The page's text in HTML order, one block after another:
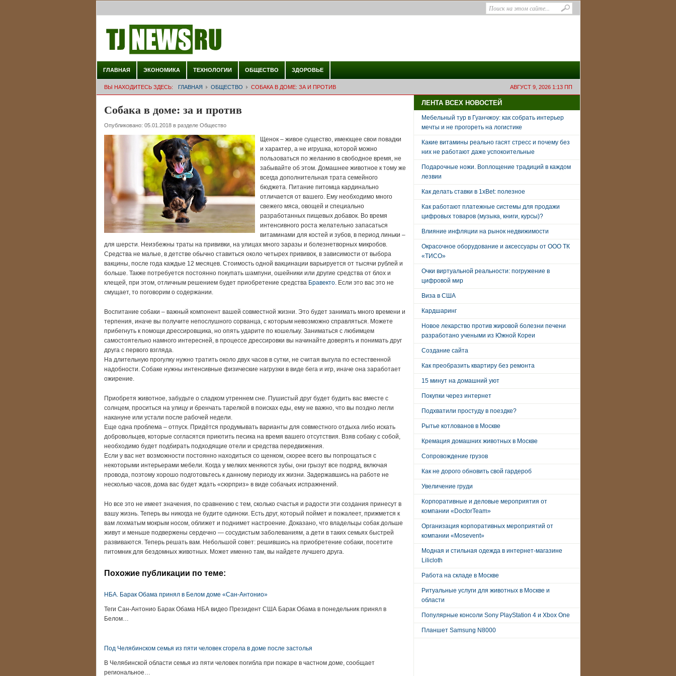
ГЛАВНАЯ ЭКОНОМИКА ТЕХНОЛОГИИ ОБЩЕСТВО ЗДОРОВЬЕ
АВГУСТ 9, 2026 1:13 ПП
ВЫ НАХОДИТЕСЬ ЗДЕСЬ: ГЛАВНАЯ ОБЩЕСТВО СОБАКА В ДОМЕ: ЗА И ПРОТИВ
Собака в доме: за и против
Опубликовано: 05.01.2018 в разделе Общество
Щенок – живое существо, имеющее свои повадки
и характер, а не игрушка, которой можно
пользоваться по желанию в свободное время, не
забывайте об этом. Домашнее животное к тому же
всегда дополнительная трата семейного
бюджета. Питание питомца кардинально
отличается от вашего. Ему необходимо много
свежего мяса, овощей и специально
разработанных пищевых добавок. Во время
интенсивного роста желательно запасаться
витаминами для костей и зубов, в период линьки –
для шерсти. Неизбежны траты на прививки, на улицах много заразы и болезнетворных микробов.
Средства не малые, в детстве обычно ставиться около четырех прививок, в зависимости от выбора
вакцины, после года каждые 12 месяцев. Стоимость одной вакцинации варьируется от тысячи рублей и
больше. Также потребуется постоянно покупать шампуни, ошейники или другие средства от блох и
клещей, при этом, отличным решением будет приобретение средства Бравекто. Если это вас это не
смущает, то поговорим о содержании.
Воспитание собаки – важный компонент вашей совместной жизни. Это будет занимать много времени и
терпения, иначе вы получите непослушного сорванца, с которым невозможно справляться. Можете
прибегнуть к помощи дрессировщика, но опять ударите по кошельку. Заниматься с любимцем
самостоятельно намного интересней, в процессе дрессировки вы начинайте доверять и понимать друг
друга с первого взгляда.
На длительную прогулку нужно тратить около двух часов в сутки, не считая выгула по естественной
надобности. Собаке нужны интенсивные физические нагрузки в виде бега и игр, иначе она заработает
ожирение.
Приобретя животное, забудьте о сладком утреннем сне. Пушистый друг будет будить вас вместе с
солнцем, проситься на улицу и бренчать тарелкой в поисках еды, ему не важно, что вы поздно легли
накануне или устали после рабочей недели.
Еще одна проблема – отпуск. Придётся продумывать варианты для совместного отдыха либо искать
добровольцев, которые согласятся приютить песика на время вашего отсутствия. Взяв собаку с собой,
необходимо будет подбирать подходящие отели и средства передвижения.
Если у вас нет возможности постоянно находиться со щенком, скорее всего вы попрощаться с
некоторыми интерьерами мебели. Когда у мелких меняются зубы, они грызут все подряд, включая
провода, поэтому хорошо подготовьтесь к данному периоду их жизни. Задержавшись на работе не
несколько часов, дома вас будет ждать «сюрприз» в виде собачьих испражнений.
Но все это не имеет значения, по сравнению с тем, сколько счастья и радости эти создания принесут в
вашу жизнь. Теперь вы никогда не будите одиноки. Есть друг, который поймет и пожалеет, прижмется к
вам лохматым мокрым носом, оближет и поднимет настроение. Доказано, что владельцы собак дольше
живут и меньше подвержены сердечно — сосудистым заболеваниям, а дети в таких семьях быстрей
развиваются. Теперь решать вам. Небольшой совет: решившись на приобретение собаки, посетите
питомник для бездомных животных. Может именно там, вы найдете лучшего друга.
Похожие публикации по теме:
НБА. Барак Обама принял в Белом доме «Сан-Антонио»
Теги Сан-Антонио Барак Обама НБА видео Президент США Барак Обама в понедельник принял в
Белом…
Под Челябинском семья из пяти человек сгорела в доме после застолья
В Челябинской области семья из пяти человек погибла при пожаре в частном доме, сообщает
региональное…
ЛЕНТА ВСЕХ НОВОСТЕЙ
Мебельный тур в Гуанчжоу: как собрать интерьер
мечты и не прогореть на логистике
Какие витамины реально гасят стресс и почему без
них не работают даже успокоительные
Подарочные ножи. Воплощение традиций в каждом
лезвии
Как делать ставки в 1xBet: полезное
Как работают платежные системы для продажи
цифровых товаров (музыка, книги, курсы)?
Влияние инфляции на рынок недвижимости
Окрасочное оборудование и аксессуары от ООО ТК
«ТИСО»
Очки виртуальной реальности: погружение в
цифровой мир
Виза в США
Кардшаринг
Новое лекарство против жировой болезни печени
разработано учеными из Южной Кореи
Создание сайта
Как преобразить квартиру без ремонта
15 минут на домашний уют
Покупки через интернет
Подхватили простуду в поездке?
Рытье котлованов в Москве
Кремация домашних животных в Москве
Сопровождение грузов
Как не дорого обновить свой гардероб
Увеличение груди
Корпоративные и деловые мероприятия от
компании «DoctorTeam»
Организация корпоративных мероприятий от
компании «Mosevent»
Модная и стильная одежда в интернет-магазине
Lilicloth
Работа на складе в Москве
Ритуальные услуги для животных в Москве и
области
Популярные консоли Sony PlayStation 4 и Xbox One
Планшет Samsung N8000